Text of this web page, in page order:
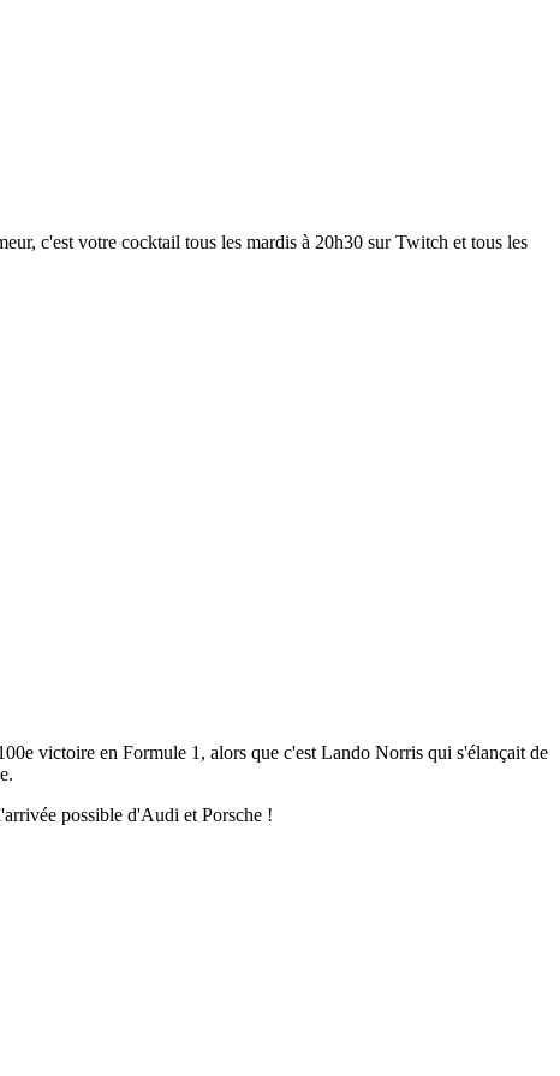
c'est votre cocktail tous les mardis à 20h30 sur Twitch et tous les
victoire en Formule 1, alors que c'est Lando Norris qui s'élançait de
possible d'Audi et Porsche !